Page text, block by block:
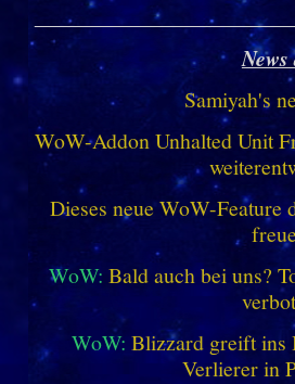
Samiyah's
WoW-Addon Unhalted Unit
Dieses neue WoW-
WoW: Bald auch bei uns?
WoW: Blizzard greift ins
Verlierer in